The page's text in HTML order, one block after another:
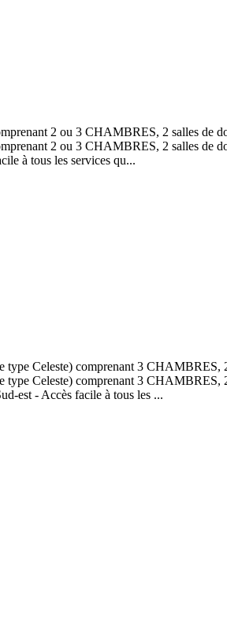
2 ou 3 CHAMBRES, 2 salles de
2 ou 3 CHAMBRES, 2 salles de
à tous les services qu...
Celeste) comprenant 3 CHAMBRES,
Celeste) comprenant 3 CHAMBRES,
est - Accès facile à tous les ...